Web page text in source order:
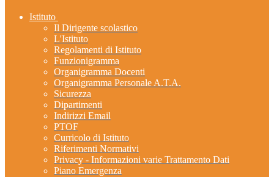
Istituto
Il Dirigente scolastico
L'Istituto
Regolamenti di Istituto
Funzionigramma
Organigramma Docenti
Organigramma Personale A.T.A.
Sicurezza
Dipartimenti
Indirizzi Email
PTOF
Curricolo di Istituto
Riferimenti Normativi
Privacy - Informazioni varie Trattamento Dati
Piano Emergenza